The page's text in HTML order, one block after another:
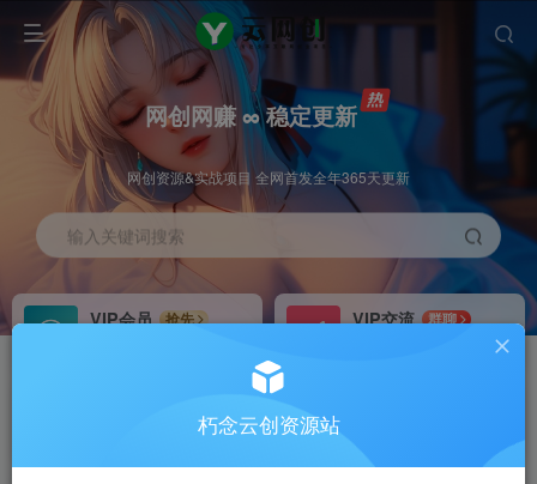
网创网赚 ∞ 稳定更新
网创资源&实战项目 全网首发全年365天更新
输入关键词搜索
VIP会员
抢先
VIP交流
群聊
研究探讨更多创业项目路子。
会员专属推广链接朽念云创资源站